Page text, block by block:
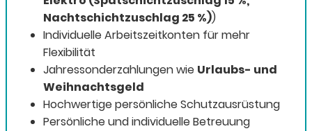
Nachtschichtzuschlag 25 %))
Individuelle Arbeitszeitkonten für mehr
Flexibilität
Jahressonderzahlungen wie Urlaubs- und
Weihnachtsgeld
Hochwertige persönliche Schutzausrüstung
Persönliche und individuelle Betreuung